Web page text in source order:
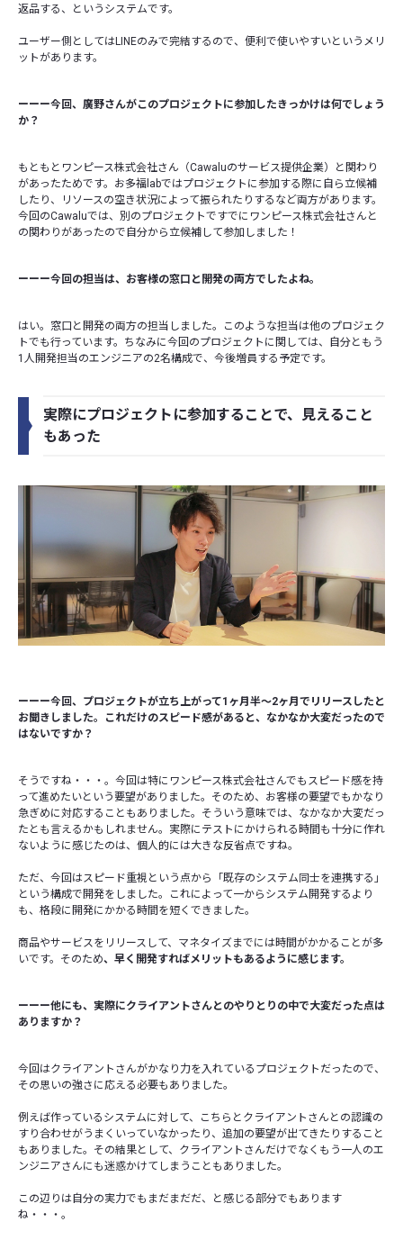
返品する、というシステムです。
ユーザー側としてはLINEのみで完結するので、便利で使いやすいというメリ
ットがあります。
ーーー今回、廣野さんがこのプロジェクトに参加したきっかけは何でしょう
か？
もともとワンピース株式会社さん（Cawaluのサービス提供企業）と関わり
があったためです。お多福labではプロジェクトに参加する際に自ら立候補
したり、リソースの空き状況によって振られたりするなど両方があります。
今回のCawaluでは、別のプロジェクトですでにワンピース株式会社さんと
の関わりがあったので自分から立候補して参加しました！
ーーー今回の担当は、お客様の窓口と開発の両方でしたよね。
はい。窓口と開発の両方の担当しました。このような担当は他のプロジェク
トでも行っています。ちなみに今回のプロジェクトに関しては、自分ともう
1人開発担当のエンジニアの2名構成で、今後増員する予定です。
実際にプロジェクトに参加することで、見えること
もあった
ーーー今回、プロジェクトが立ち上がって1ヶ月半〜2ヶ月でリリースしたと
お聞きしました。これだけのスピード感があると、なかなか大変だったので
はないですか？
そうですね・・・。今回は特にワンピース株式会社さんでもスピード感を持
って進めたいという要望がありました。そのため、お客様の要望でもかなり
急ぎめに対応することもありました。そういう意味では、なかなか大変だっ
たとも言えるかもしれません。実際にテストにかけられる時間も十分に作れ
ないように感じたのは、個人的には大きな反省点ですね。
ただ、今回はスピード重視という点から「既存のシステム同士を連携する」
という構成で開発をしました。これによって一からシステム開発するより
も、格段に開発にかかる時間を短くできました。
商品やサービスをリリースして、マネタイズまでには時間がかかることが多
いです。そのため、早く開発すればメリットもあるように感じます。
ーーー他にも、実際にクライアントさんとのやりとりの中で大変だった点は
ありますか？
今回はクライアントさんがかなり力を入れているプロジェクトだったので、
その思いの強さに応える必要もありました。
例えば作っているシステムに対して、こちらとクライアントさんとの認識の
すり合わせがうまくいっていなかったり、追加の要望が出てきたりすること
もありました。その結果として、クライアントさんだけでなくもう一人のエ
ンジニアさんにも迷惑かけてしまうこともありました。
この辺りは自分の実力でもまだまだだ、と感じる部分でもあります
ね・・・。